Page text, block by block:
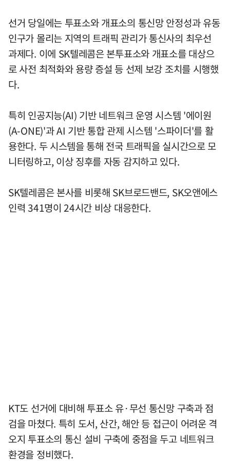
선거 당일에는 투표소와 개표소의 통신망 안정성과 유동
인구가 몰리는 지역의 트래픽 관리가 통신사의 최우선
과제다. 이에 SK텔레콤은 본투표소와 개표소를 대상으
로 사전 최적화와 용량 증설 등 선제 보강 조치를 시행했
다.
특히 인공지능(AI) 기반 네트워크 운영 시스템 '에이원
(A-ONE)'과 AI 기반 통합 관제 시스템 '스파이더'를 활
용한다. 두 시스템을 통해 전국 트래픽을 실시간으로 모
니터링하고, 이상 징후를 자동 감지하고 있다.
SK텔레콤은 본사를 비롯해 SK브로드밴드, SK오앤에스
인력 341명이 24시간 비상 대응한다.
KT도 선거에 대비해 투표소 유·무선 통신망 구축과 점
검을 마쳤다. 특히 도서, 산간, 해안 등 접근이 어려운 격
오지 투표소의 통신 설비 구축에 중점을 두고 네트워크
환경을 정비했다.